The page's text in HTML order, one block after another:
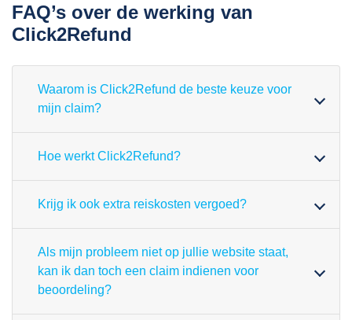
FAQ’s over de werking van
Click2Refund
Waarom is Click2Refund de beste keuze voor
mijn claim?
Hoe werkt Click2Refund?
Krijg ik ook extra reiskosten vergoed?
Als mijn probleem niet op jullie website staat,
kan ik dan toch een claim indienen voor
beoordeling?